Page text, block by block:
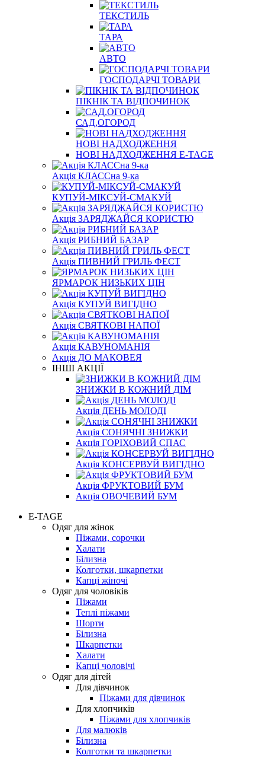
ТЕКСТИЛЬ
ТАРА
АВТО
ГОСПОДАРЧІ ТОВАРИ
ПІКНІК ТА ВІДПОЧИНОК
САД,ОГОРОД
НОВІ НАДХОДЖЕННЯ
НОВІ НАДХОДЖЕННЯ E-TAGE
Акція КЛАССна 9-ка
КУПУЙ-МІКСУЙ-СМАКУЙ
Акція ЗАРЯДЖАЙСЯ КОРИСТЮ
Акція РИБНИЙ БАЗАР
Акція ПИВНИЙ ГРИЛЬ ФЕСТ
ЯРМАРОК НИЗЬКИХ ЦІН
Акція КУПУЙ ВИГІДНО
Акція СВЯТКОВІ НАПОЇ
Акція КАВУНОМАНІЯ
Акція ДО МАКОВЕЯ
ІНШІ АКЦІЇ
ЗНИЖКИ В КОЖНИЙ ДІМ
Акція ДЕНЬ МОЛОДІ
Акція СОНЯЧНІ ЗНИЖКИ
Акція ГОРІХОВИЙ СПАС
Акція КОНСЕРВУЙ ВИГІДНО
Акція ФРУКТОВИЙ БУМ
Акція ОВОЧЕВИЙ БУМ
E-TAGE
Одяг для жінок
Піжами, сорочки
Халати
Білизна
Колготки, шкарпетки
Капці жіночі
Одяг для чоловіків
Піжами
Теплі піжами
Шорти
Білизна
Шкарпетки
Халати
Капці чоловічі
Одяг для дітей
Для дівчинок
Піжами для дівчинок
Для хлопчиків
Піжами для хлопчиків
Для малюків
Білизна
Колготки та шкарпетки